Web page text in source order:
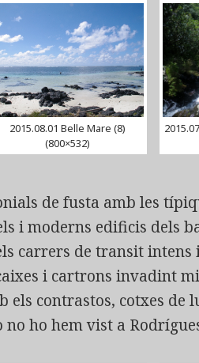
2015.08.01 Belle Mare (8)
(800×532)
de fusta amb les
i moderns edificis dels
carrers de transit intens
i cartrons invadint
els contrastos, cotxes de
ho hem vist a